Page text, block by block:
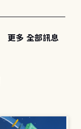
更多 全部訊息